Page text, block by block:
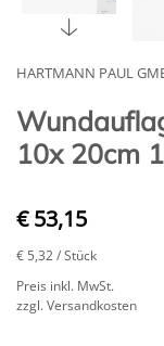
HARTMANN PAUL
10x 20cm
€ 53,15
€ 5,32/ Stück
Preis inkl. MwSt.
zzgl. Versandkosten